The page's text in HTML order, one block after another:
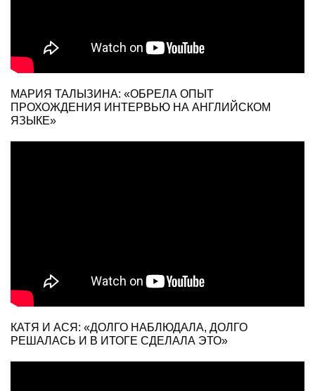
МАРИЯ ТАЛЫЗИНА: «ОБРЕЛА ОПЫТ
ПРОХОЖДЕНИЯ ИНТЕРВЬЮ НА АНГЛИЙСКОМ
ЯЗЫКЕ»
КАТЯ И АСЯ: «ДОЛГО НАБЛЮДАЛА, ДОЛГО
РЕШАЛАСЬ И В ИТОГЕ СДЕЛАЛА ЭТО»